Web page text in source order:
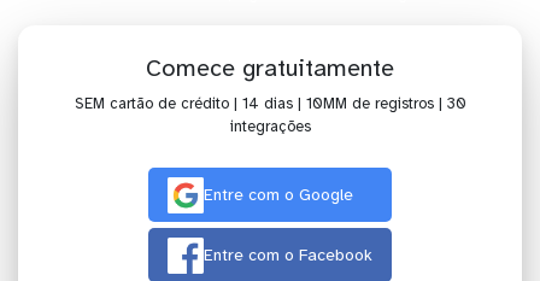
Comece gratuitamente
SEM cartão de crédito | 14 dias | 10MM de registros | 30
integrações
Entre com o Google
Entre com o Facebook